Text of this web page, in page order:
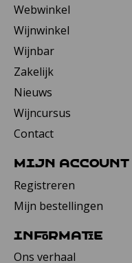
Webwinkel
Wijnwinkel
Wijnbar
Zakelijk
Nieuws
Wijncursus
Contact
Mijn account
Registreren
Mijn bestellingen
Informatie
Ons verhaal